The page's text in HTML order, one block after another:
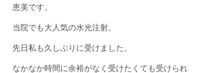
恵美です。
当院でも大人気の水光注射。
先日私も久しぶりに受けました。
なかなか時間に余裕がなく受けたくても受けられ